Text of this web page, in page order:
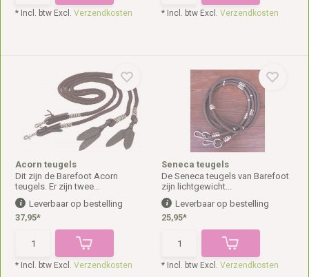
* Incl. btw Excl.Verzendkosten * Incl. btw Excl. Verzendkosten
Acorn teugels
Dit zijn de Barefoot Acorn
teugels. Er zijn twee...
Leverbaar op bestelling
37,95*
* Incl. btw Excl.Verzendkosten
Seneca teugels
De Seneca teugels van Barefoot
zijn lichtgewicht...
Leverbaar op bestelling
25,95*
* Incl. btw Excl. Verzendkosten